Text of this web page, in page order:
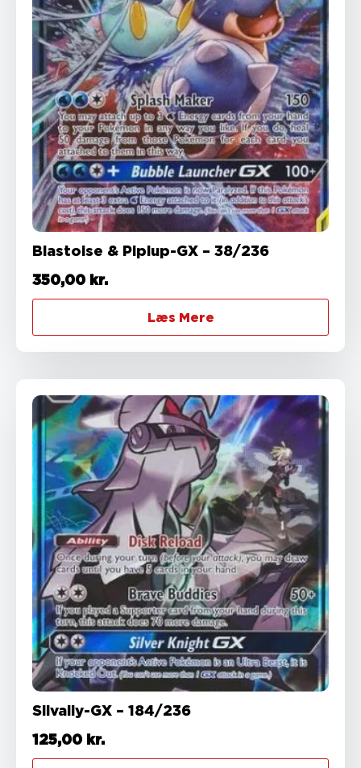
Blastoise & Piplup-GX – 38/236
350,00 kr.
Læs Mere
Silvally-GX – 184/236
125,00 kr.